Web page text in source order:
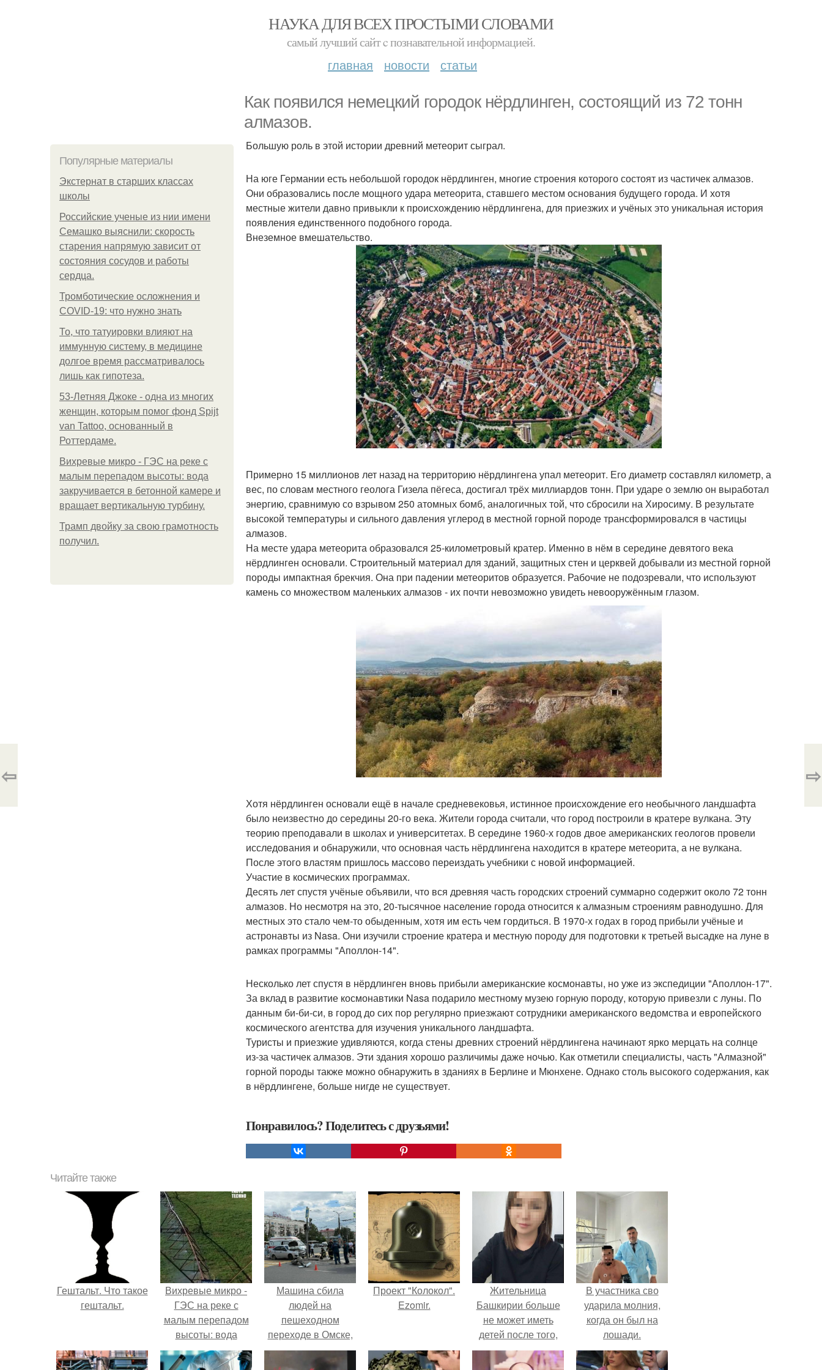
НАУКА ДЛЯ ВСЕХ ПРОСТЫМИ СЛОВАМИ
самый лучший сайт c познавательной информацией.
главная новости статьи
Как появился немецкий городок нёрдлинген, состоящий из 72 тонн
алмазов.
Популярные материалы
Экстернат в старших классах
школы
Российские ученые из нии имени
Семашко выяснили: скорость
старения напрямую зависит от
состояния сосудов и работы
сердца.
Тромботические осложнения и
COVID-19: что нужно знать
То, что татуировки влияют на
иммунную систему, в медицине
долгое время рассматривалось
лишь как гипотеза.
53-Летняя Джоке - одна из многих
женщин, которым помог фонд Spijt
van Tattoo, основанный в
Роттердаме.
Вихревые микро - ГЭС на реке с
малым перепадом высоты: вода
закручивается в бетонной камере и
вращает вертикальную турбину.
Трамп двойку за свою грамотность
получил.
Большую роль в этой истории древний метеорит сыграл.
На юге Германии есть небольшой городок нёрдлинген, многие строения которого состоят из частичек алмазов.
Они образовались после мощного удара метеорита, ставшего местом основания будущего города. И хотя
местные жители давно привыкли к происхождению нёрдлингена, для приезжих и учёных это уникальная история
появления единственного подобного города.
Внеземное вмешательство.
Примерно 15 миллионов лет назад на территорию нёрдлингена упал метеорит. Его диаметр составлял километр, а
вес, по словам местного геолога Гизела пёгеса, достигал трёх миллиардов тонн. При ударе о землю он выработал
энергию, сравнимую со взрывом 250 атомных бомб, аналогичных той, что сбросили на Хиросиму. В результате
высокой температуры и сильного давления углерод в местной горной породе трансформировался в частицы
алмазов.
На месте удара метеорита образовался 25-километровый кратер. Именно в нём в середине девятого века
нёрдлинген основали. Строительный материал для зданий, защитных стен и церквей добывали из местной горной
породы импактная брекчия. Она при падении метеоритов образуется. Рабочие не подозревали, что используют
камень со множеством маленьких алмазов - их почти невозможно увидеть невооружённым глазом.
Хотя нёрдлинген основали ещё в начале средневековья, истинное происхождение его необычного ландшафта
было неизвестно до середины 20-го века. Жители города считали, что город построили в кратере вулкана. Эту
теорию преподавали в школах и университетах. В середине 1960-х годов двое американских геологов провели
исследования и обнаружили, что основная часть нёрдлингена находится в кратере метеорита, а не вулкана.
После этого властям пришлось массово переиздать учебники с новой информацией.
Участие в космических программах.
Десять лет спустя учёные объявили, что вся древняя часть городских строений суммарно содержит около 72 тонн
алмазов. Но несмотря на это, 20-тысячное население города относится к алмазным строениям равнодушно. Для
местных это стало чем-то обыденным, хотя им есть чем гордиться. В 1970-х годах в город прибыли учёные и
астронавты из Nasa. Они изучили строение кратера и местную породу для подготовки к третьей высадке на луне в
рамках программы "Аполлон-14".
Несколько лет спустя в нёрдлинген вновь прибыли американские космонавты, но уже из экспедиции "Аполлон-17".
За вклад в развитие космонавтики Nasa подарило местному музею горную породу, которую привезли с луны. По
данным би-би-си, в город до сих пор регулярно приезжают сотрудники американского ведомства и европейского
космического агентства для изучения уникального ландшафта.
Туристы и приезжие удивляются, когда стены древних строений нёрдлингена начинают ярко мерцать на солнце
из-за частичек алмазов. Эти здания хорошо различимы даже ночью. Как отметили специалисты, часть "Алмазной"
горной породы также можно обнаружить в зданиях в Берлине и Мюнхене. Однако столь высокого содержания, как
в нёрдлингене, больше нигде не существует.
Понравилось? Поделитесь с друзьями!
⇦ ⇨
Читайте также
Гештальт. Что такое
гештальт.
Вихревые микро -
ГЭС на реке с
малым перепадом
высоты: вода
закручивается в
бетонной камере и
Машина сбила
людей на
пешеходном
переходе в Омске,
пострадали 8
человек.
Проект "Колокол".
Ezomir.
Жительница
Башкирии больше
не может иметь
детей после того,
как медики сделали
ей аборт на шестом
В участника сво
ударила молния,
когда он был на
лошади.